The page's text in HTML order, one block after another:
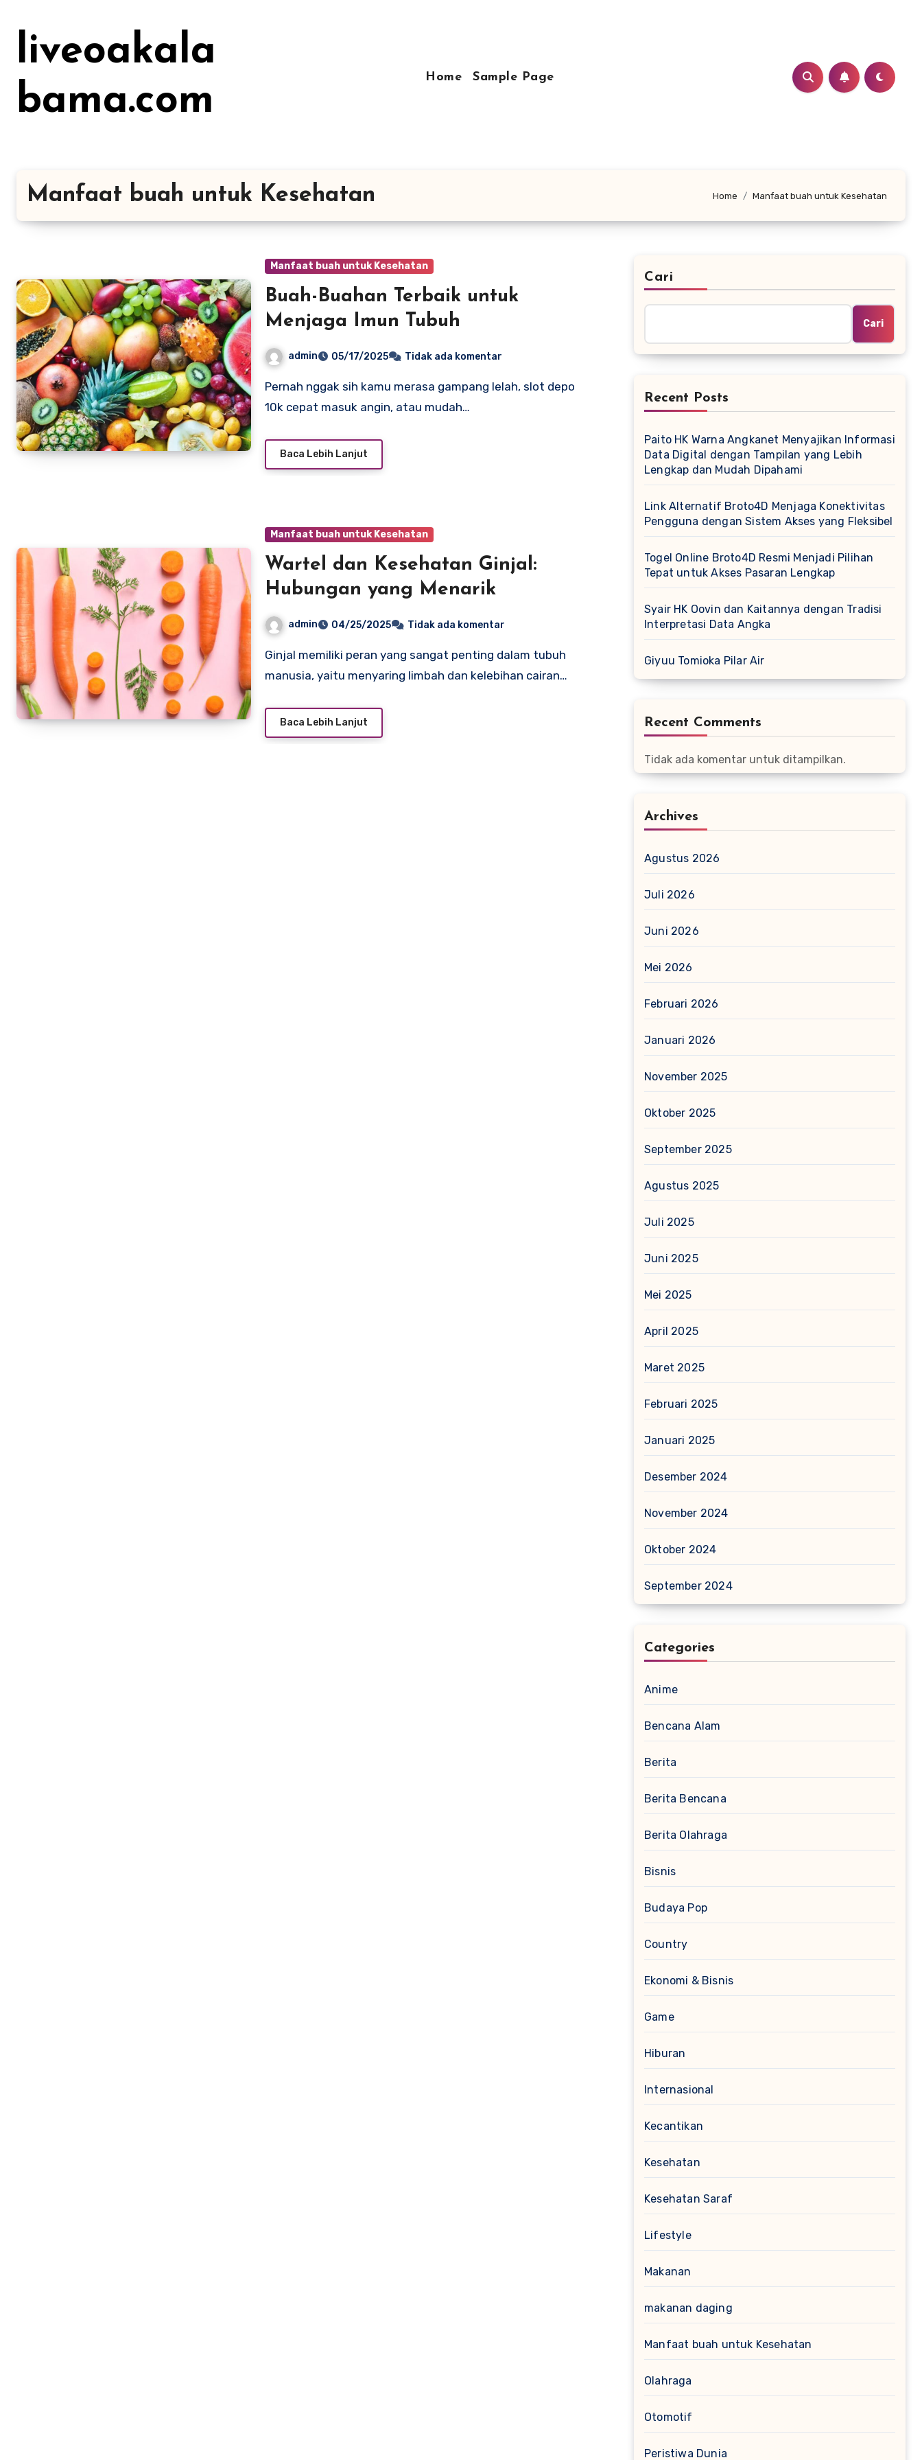
kontenliveoakala
bama.com
Home Sample Page
Manfaat buah untuk Kesehatan Home Manfaat buah untuk Kesehatan
Manfaat buah untuk Kesehatan
Buah-Buahan Terbaik untuk
Menjaga Imun Tubuh
admin 05/17/2025 Tidak ada komentar
Pernah nggak sih kamu merasa gampang lelah, slot depo
10k cepat masuk angin, atau mudah…
Baca Lebih Lanjut
Manfaat buah untuk Kesehatan
Wartel dan Kesehatan Ginjal:
Hubungan yang Menarik
admin 04/25/2025 Tidak ada komentar
Ginjal memiliki peran yang sangat penting dalam tubuh
manusia, yaitu menyaring limbah dan kelebihan cairan…
Baca Lebih Lanjut
Cari
Cari
Recent Posts
Paito HK Warna Angkanet Menyajikan Informasi
Data Digital dengan Tampilan yang Lebih
Lengkap dan Mudah Dipahami
Link Alternatif Broto4D Menjaga Konektivitas
Pengguna dengan Sistem Akses yang Fleksibel
Togel Online Broto4D Resmi Menjadi Pilihan
Tepat untuk Akses Pasaran Lengkap
Syair HK Oovin dan Kaitannya dengan Tradisi
Interpretasi Data Angka
Giyuu Tomioka Pilar Air
Recent Comments
Tidak ada komentar untuk ditampilkan.
Archives
Agustus 2026
Juli 2026
Juni 2026
Mei 2026
Februari 2026
Januari 2026
November 2025
Oktober 2025
September 2025
Agustus 2025
Juli 2025
Juni 2025
Mei 2025
April 2025
Maret 2025
Februari 2025
Januari 2025
Desember 2024
November 2024
Oktober 2024
September 2024
Categories
Anime
Bencana Alam
Berita
Berita Bencana
Berita Olahraga
Bisnis
Budaya Pop
Country
Ekonomi & Bisnis
Game
Hiburan
Internasional
Kecantikan
Kesehatan
Kesehatan Saraf
Lifestyle
Makanan
makanan daging
Manfaat buah untuk Kesehatan
Olahraga
Otomotif
Peristiwa Dunia